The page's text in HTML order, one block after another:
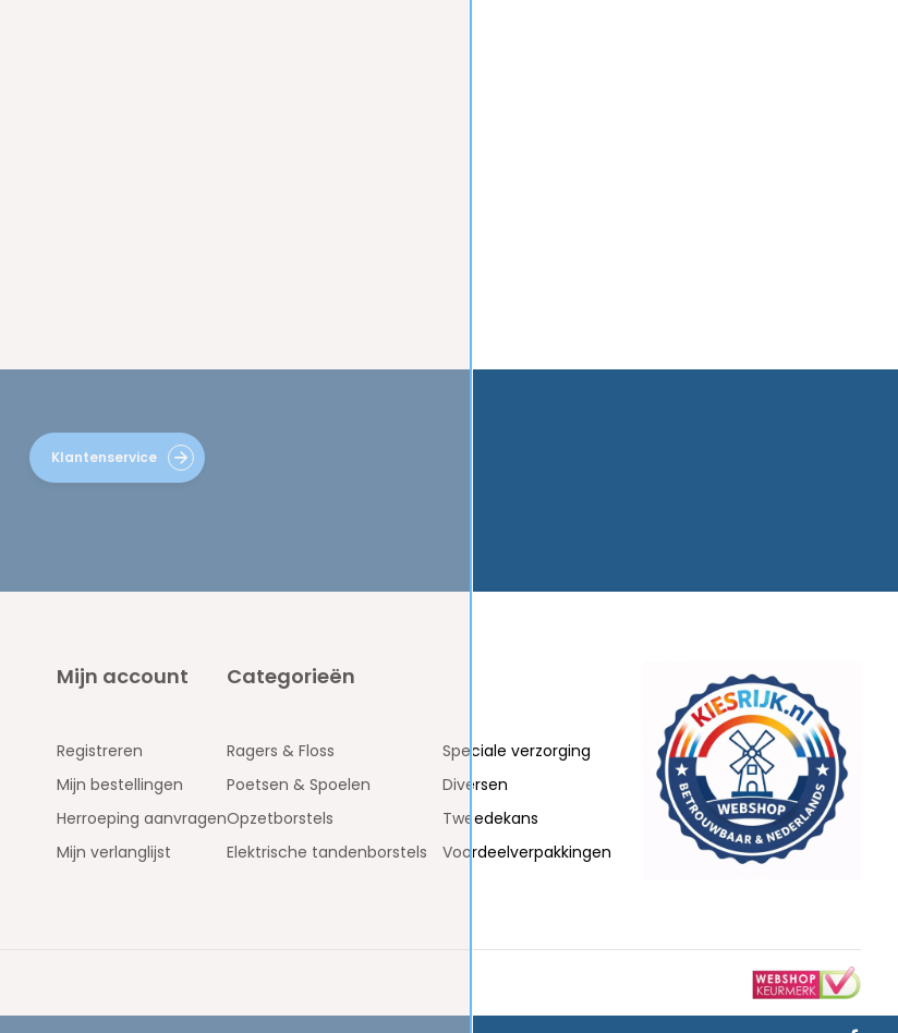
Klantenservice
Mijn account
Registreren
Mijn bestellingen
Herroeping aanvragen
Mijn verlanglijst
Categorieën
Ragers & Floss
Poetsen & Spoelen
Opzetborstels
Elektrische tandenborstels
Speciale verzorging
Diversen
Tweedekans
Voordeelverpakkingen